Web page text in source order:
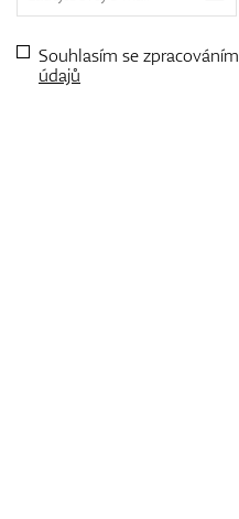
Souhlasím se zpracováním
údajů